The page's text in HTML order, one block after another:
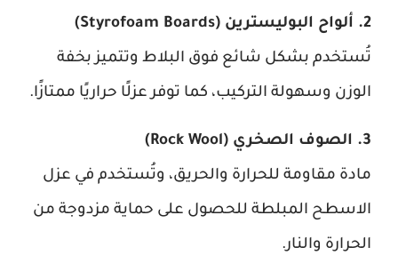
2. ألواح البوليسترين (Styrofoam Boards)
تُستخدم بشكل شائع فوق البلاط وتتميز بخفة
الوزن وسهولة التركيب، كما توفر عزلًا حراريًا ممتازًا.
3. الصوف الصخري (Rock Wool)
مادة مقاومة للحرارة والحريق، وتُستخدم في عزل
الاسطح المبلطة للحصول على حماية مزدوجة من
الحرارة والنار.